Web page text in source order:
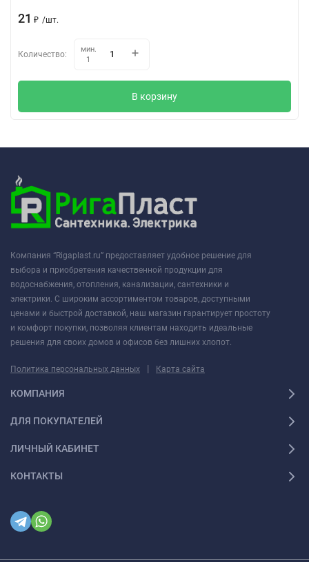
21 ₽ /шт.
Количество:
мин.
1
В корзину
Компания “Rigaplast.ru” предоставляет удобное решение для
выбора и приобретения качественной продукции для
водоснабжения, отопления, канализации, сантехники и
электрики. С широким ассортиментом товаров, доступными
ценами и быстрой доставкой, наш магазин гарантирует простоту
и комфорт покупки, позволяя клиентам находить идеальные
решения для своих домов и офисов без лишних хлопот.
Политика персональных данных | Карта сайта
КОМПАНИЯ
ДЛЯ ПОКУПАТЕЛЕЙ
ЛИЧНЫЙ КАБИНЕТ
КОНТАКТЫ